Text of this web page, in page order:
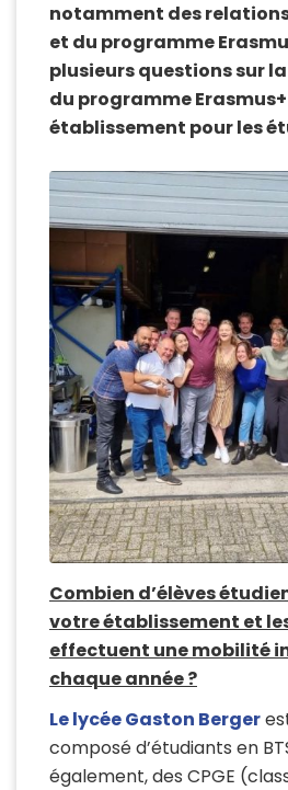
notamment des
et du programme
plusieurs questions sur
du programme
établissement pour les
Combien d’élèves
votre établissement et
effectuent une mobilité
chaque année ?
Le lycée Gaston Berger
composé d’étudiants en
également, des CPGE